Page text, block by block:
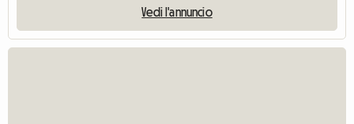
Vedi l'annuncio